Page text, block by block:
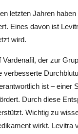
letzten Jahren
Eines davon ist
wird.
Vardenafil, der zur
verbesserte
ist – einer
Durch diese
Wichtig zu
wirkt.